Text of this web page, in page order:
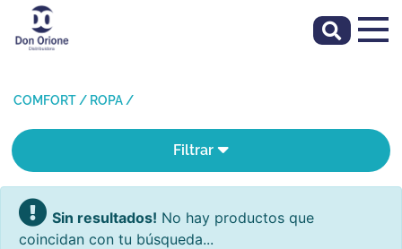
COMFORT / ROPA /
Filtrar
Sin resultados! No hay productos que
coincidan con tu búsqueda...